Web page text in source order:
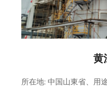
黄